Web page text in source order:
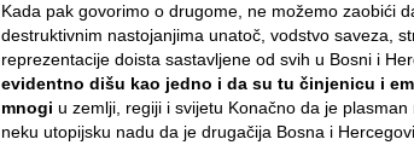
Kada pak govorimo o drugome, ne možemo zaobići
destruktivnim nastojanjima unatoč, vodstvo saveza,
reprezentacije doista sastavljene od svih u Bosni i
evidentno dišu kao jedno i da su tu činjenicu i
mnogi u zemlji, regiji i svijetu Konačno da je
neku utopijsku nadu da je drugačija Bosna i